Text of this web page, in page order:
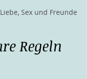
Sex und Freunde
Regeln